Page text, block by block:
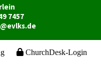
7457
ChurchDesk-Login